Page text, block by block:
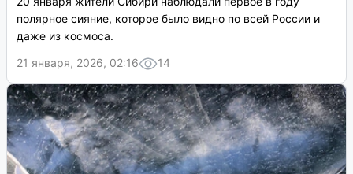
полярное сияние, которое было видно по всей России и
даже из космоса.
21 января, 2026, 02:16
14